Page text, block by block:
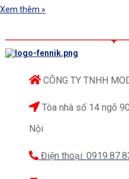
Xem thêm »
CÔNG TY TNHH
Tòa nhà số 14 ngõ
Nội
Điện thoại: